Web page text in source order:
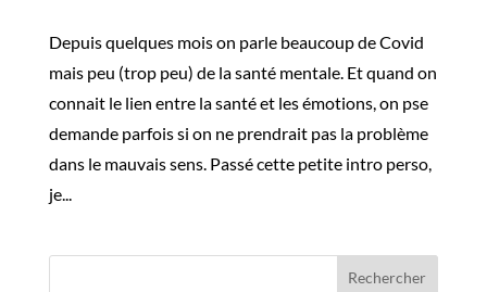
Depuis quelques mois on parle beaucoup de Covid
mais peu (trop peu) de la santé mentale. Et quand on
connait le lien entre la santé et les émotions, on pse
demande parfois si on ne prendrait pas la problème
dans le mauvais sens. Passé cette petite intro perso,
je...
Rechercher